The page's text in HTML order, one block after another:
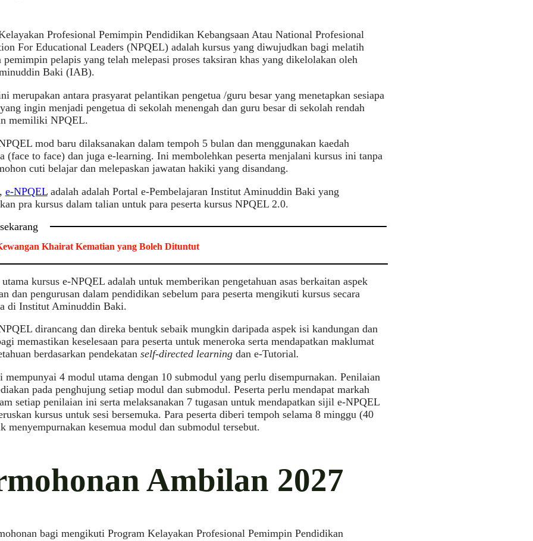
Profesional Pemimpin Pendidikan Kebangsaan Atau National Profesional
For Educational Leaders (NPQEL) adalah kursus yang diwujudkan bagi melatih
pemimpin pelapis yang telah melepasi proses taksiran khas yang dikelolakan oleh
Baki (IAB).
merupakan antara prasyarat pelantikan pengetua /guru besar yang menetapkan sesiapa
ingin menjadi pengetua di sekolah menengah dan guru besar di sekolah rendah
memiliki NPQEL.
mod baru dilaksanakan dalam tempoh 5 bulan dan menggunakan kaedah
(face to face) dan juga e-learning. Ini membolehkan peserta menjalani kursus ini tanpa
cuti belajar dan melepaskan jawatan hakiki yang disandang.
e-NPQELadalah adalah Portal e-Pembelajaran Institut Aminuddin Baki yang
pra kursus dalam talian untuk para peserta kursus NPQEL 2.0.
Khairat Kematian yang Boleh Dituntut
kursus e-NPQEL adalah untuk memberikan pengetahuan asas berkaitan aspek
dan pengurusan dalam pendidikan sebelum para peserta mengikuti kursus secara
di Institut Aminuddin Baki.
dirancang dan direka bentuk sebaik mungkin daripada aspek isi kandungan dan
memastikan keselesaan para peserta untuk meneroka serta mendapatkan maklumat
berdasarkan pendekatan self-directed learning dan e-Tutorial.
mempunyai 4 modul utama dengan 10 submodul yang perlu disempurnakan. Penilaian
pada penghujung setiap modul dan submodul. Peserta perlu mendapat markah
setiap penilaian ini serta melaksanakan 7 tugasan untuk mendapatkan sijil e-NPQEL
kursus untuk sesi bersemuka. Para peserta diberi tempoh selama 8 minggu (40
menyempurnakan kesemua modul dan submodul tersebut.
Ambilan 2027
bagi mengikuti Program Kelayakan Profesional Pemimpin Pendidikan